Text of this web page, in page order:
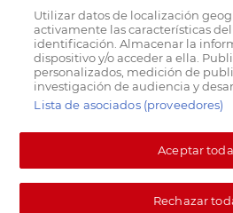
Utilizar datos de localización
activamente las características
identificación. Almacenar la
dispositivo y/o acceder a ella.
personalizados, medición de
investigación de audiencia y
Lista de asociados (proveedores)
Aceptar
Rechazar